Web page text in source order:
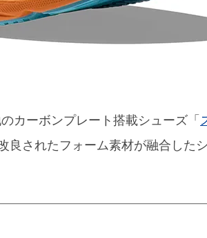
カーボンプレート搭載シューズ「
良されたフォーム素材が融合した